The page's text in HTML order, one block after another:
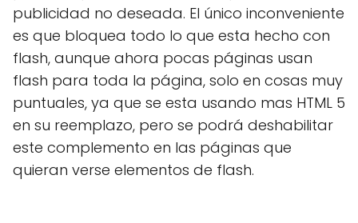
publicidad no deseada. El único inconveniente
es que bloquea todo lo que esta hecho con
flash, aunque ahora pocas páginas usan
flash para toda la página, solo en cosas muy
puntuales, ya que se esta usando mas HTML 5
en su reemplazo, pero se podrá deshabilitar
este complemento en las páginas que
quieran verse elementos de flash.